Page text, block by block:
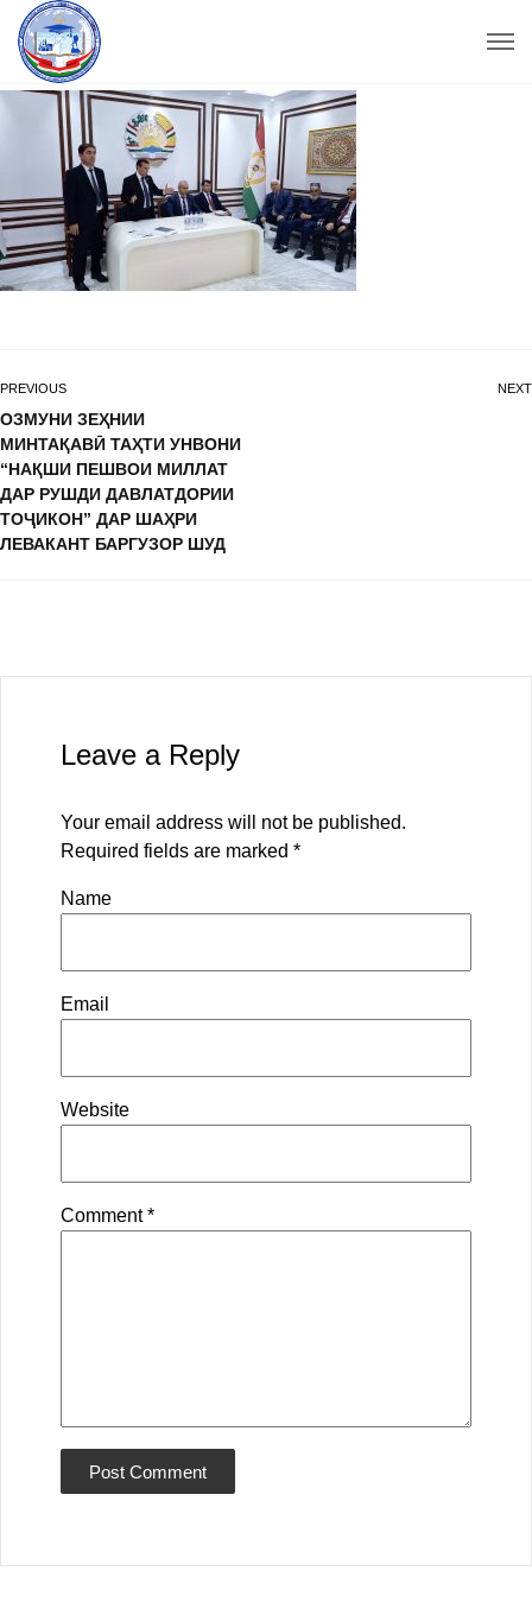
PREVIOUS
ОЗМУНИ ЗЕҲНИИ
МИНТАҚАВӢ ТАҲТИ УНВОНИ
“НАҚШИ ПЕШВОИ МИЛЛАТ
ДАР РУШДИ ДАВЛАТДОРИИ
ТОҶИКОН” ДАР ШАҲРИ
ЛЕВАКАНТ БАРГУЗОР ШУД
NEXT
Leave a Reply
Your email address will not be published.
Required fields are marked *
Name
Email
Website
Comment*